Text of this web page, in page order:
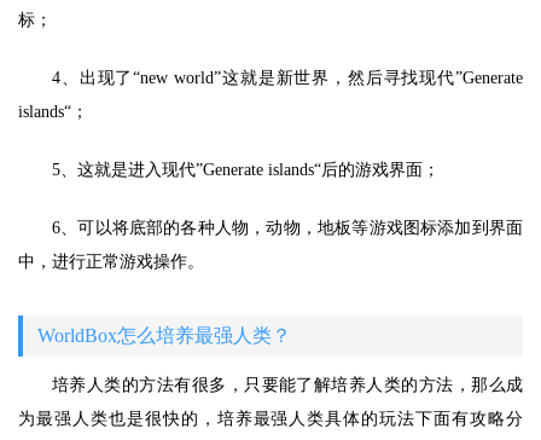
标；
4、出现了“new world”这就是新世界，然后寻找现代”Generate
islands“；
5、这就是进入现代”Generate islands“后的游戏界面；
6、可以将底部的各种人物，动物，地板等游戏图标添加到界面
中，进行正常游戏操作。
WorldBox怎么培养最强人类？
培养人类的方法有很多，只要能了解培养人类的方法，那么成
为最强人类也是很快的，培养最强人类具体的玩法下面有攻略分